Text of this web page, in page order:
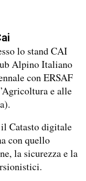
lo stand CAI
Alpino Italiano
con ERSAF
e alle
Catasto digitale
con quello
la sicurezza e la